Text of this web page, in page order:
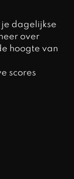
je dagelijkse
over
hoogte van
scores